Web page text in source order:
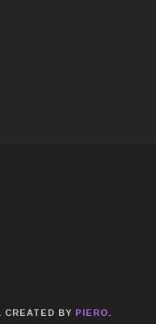
CREATED BY PIERO